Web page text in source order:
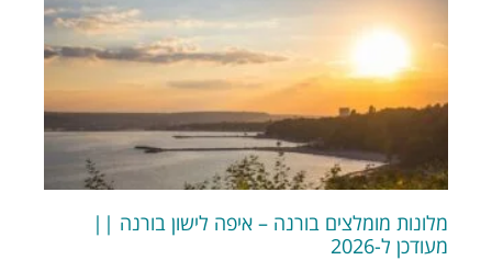
מלונות מומלצים בורנה – איפה לישון בורנה ||
מעודכן ל-2026